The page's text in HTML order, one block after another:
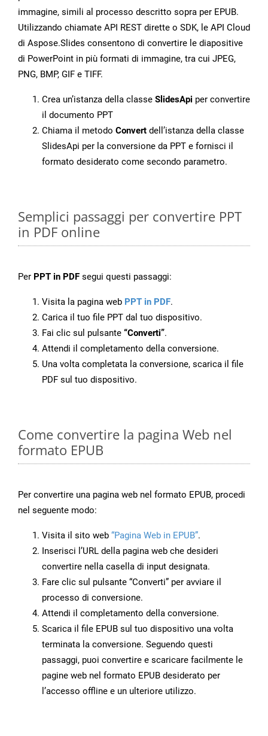
immagine, simili al processo descritto sopra per EPUB.
Utilizzando chiamate API REST dirette o SDK, le API Cloud
di Aspose.Slides consentono di convertire le diapositive
di PowerPoint in più formati di immagine, tra cui JPEG,
PNG, BMP, GIF e TIFF.
Crea un’istanza della classe SlidesApi per convertire
il documento PPT
Chiama il metodo Convert dell’istanza della classe
SlidesApi per la conversione da PPT e fornisci il
formato desiderato come secondo parametro.
Semplici passaggi per convertire PPT
in PDF online
Per PPT in PDF segui questi passaggi:
Visita la pagina web PPT in PDF.
Carica il tuo file PPT dal tuo dispositivo.
Fai clic sul pulsante “Converti”.
Attendi il completamento della conversione.
Una volta completata la conversione, scarica il file
PDF sul tuo dispositivo.
Come convertire la pagina Web nel
formato EPUB
Per convertire una pagina web nel formato EPUB, procedi
nel seguente modo:
Visita il sito web “Pagina Web in EPUB”.
Inserisci l’URL della pagina web che desideri
convertire nella casella di input designata.
Fare clic sul pulsante “Converti” per avviare il
processo di conversione.
Attendi il completamento della conversione.
Scarica il file EPUB sul tuo dispositivo una volta
terminata la conversione. Seguendo questi
passaggi, puoi convertire e scaricare facilmente le
pagine web nel formato EPUB desiderato per
l’accesso offline e un ulteriore utilizzo.